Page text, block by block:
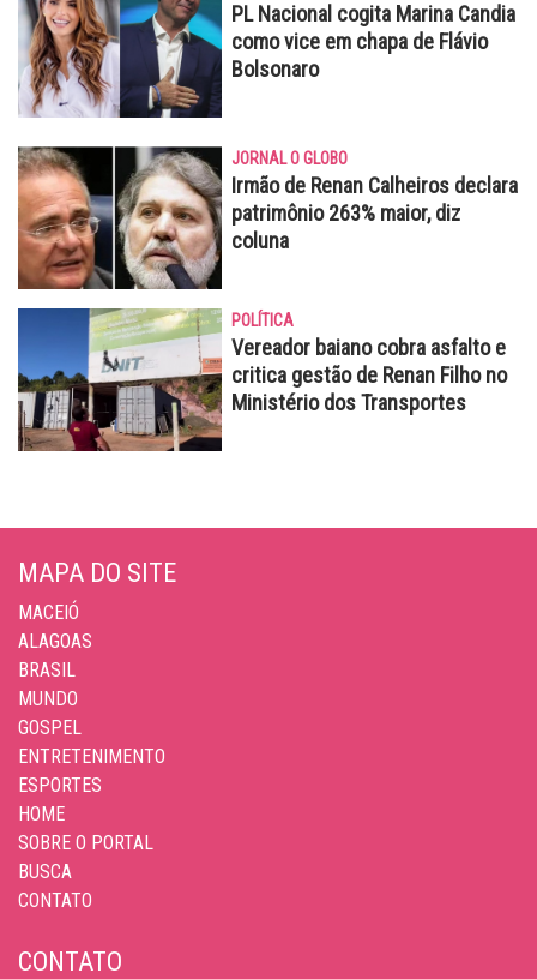
PL Nacional cogita Marina Candia
como vice em chapa de Flávio
Bolsonaro
JORNAL O GLOBO
Irmão de Renan Calheiros declara
patrimônio 263% maior, diz
coluna
POLÍTICA
Vereador baiano cobra asfalto e
critica gestão de Renan Filho no
Ministério dos Transportes
MAPA DO SITE
MACEIÓ
ALAGOAS
BRASIL
MUNDO
GOSPEL
ENTRETENIMENTO
ESPORTES
HOME
SOBRE O PORTAL
BUSCA
CONTATO
CONTATO